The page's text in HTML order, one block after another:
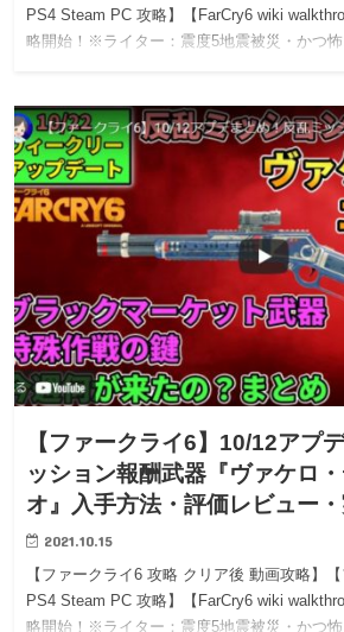
PS4 Steam PC 攻略】【FarCry6 wiki
略開始！※ライター：震度5地震被災・かつ
【ファークライ6】10/12アプ
ッション報酬武器『ヴァケロ
オ』入手方法・評価レビュー・
2021.10.15
【ファークライ6 攻略 クリア後 動画攻略】
PS4 Steam PC 攻略】【FarCry6 wiki
略開始！※ライター：震度5地震被災・かつ